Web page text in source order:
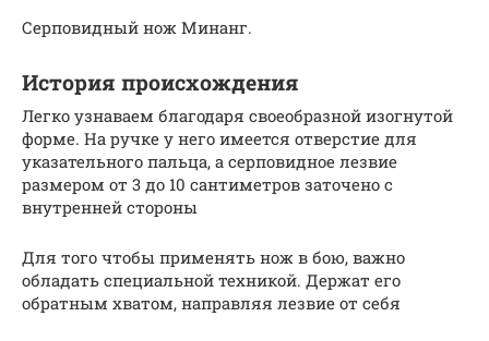
Серповидный нож Минанг.
История происхождения
Легко узнаваем благодаря своеобразной изогнутой
форме. На ручке у него имеется отверстие для
указательного пальца, а серповидное лезвие
размером от 3 до 10 сантиметров заточено с
внутренней стороны
Для того чтобы применять нож в бою, важно
обладать специальной техникой. Держат его
обратным хватом, направляя лезвие от себя